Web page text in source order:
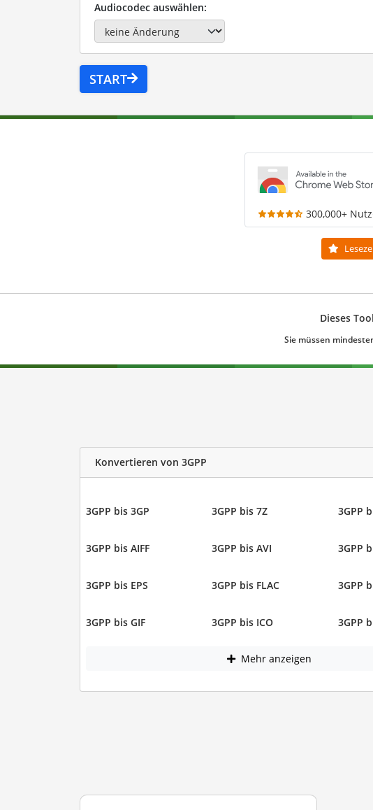
Audiocodec auswählen:
START
300,000+
Dieses
Sie müssen
Konvertieren von 3GPP
3GPP bis 3GP 3GPP bis 7Z 3GPP
3GPP bis AIFF 3GPP bis AVI 3GPP
3GPP bis EPS 3GPP bis FLAC 3GPP
3GPP bis GIF 3GPP bis ICO 3GPP
Mehr anzeigen